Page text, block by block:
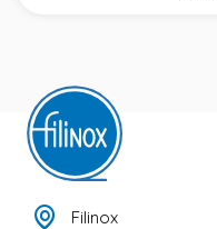
Filinox